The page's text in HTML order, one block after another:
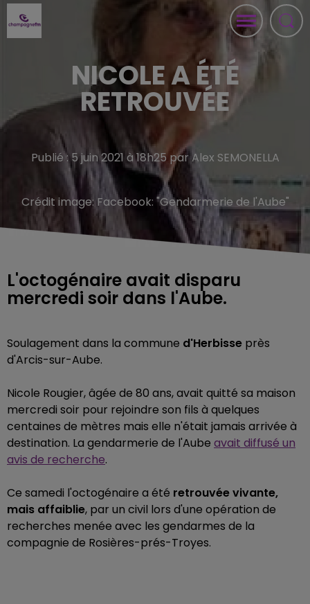
NICOLE A ÉTÉ
RETROUVÉE
Publié : 5 juin 2021 à 18h25 par Alex SEMONELLA
Crédit image: Facebook: "Gendarmerie de l'Aube"
L'octogénaire avait disparu
mercredi soir dans l'Aube.
Soulagement dans la commune d'Herbisse près
d'Arcis-sur-Aube.
Nicole Rougier, âgée de 80 ans, avait quitté sa maison
mercredi soir pour rejoindre son fils à quelques
centaines de mètres mais elle n'était jamais arrivée à
destination. La gendarmerie de l'Aube avait diffusé un
avis de recherche.
Ce samedi l'octogénaire a été retrouvée vivante,
mais affaiblie, par un civil lors d'une opération de
recherches menée avec les gendarmes de la
compagnie de Rosières-prés-Troyes.